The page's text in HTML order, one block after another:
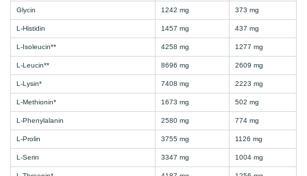
Glycin 1242 mg 373 mg
L-Histidin 1457 mg 437 mg
L-Isoleucin** 4258 mg 1277 mg
L-Leucin** 8696 mg 2609 mg
L-Lysin* 7408 mg 2223 mg
L-Methionin* 1673 mg 502 mg
L-Phenylalanin 2580 mg 774 mg
L-Prolin 3755 mg 1126 mg
L-Serin 3347 mg 1004 mg